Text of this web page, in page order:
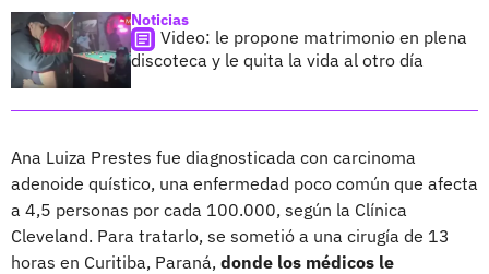
Noticias
Video: le propone matrimonio en plena
discoteca y le quita la vida al otro día
Ana Luiza Prestes fue diagnosticada con carcinoma
adenoide quístico, una enfermedad poco común que afecta
a 4,5 personas por cada 100.000, según la Clínica
Cleveland. Para tratarlo, se sometió a una cirugía de 13
horas en Curitiba, Paraná, donde los médicos le